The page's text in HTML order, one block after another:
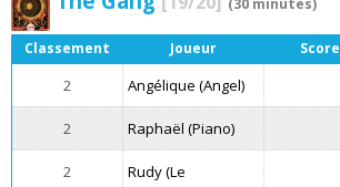
Classement Joueur Score
2 Angélique (Angel)
2 Raphaël (Piano)
2
Rudy (Le